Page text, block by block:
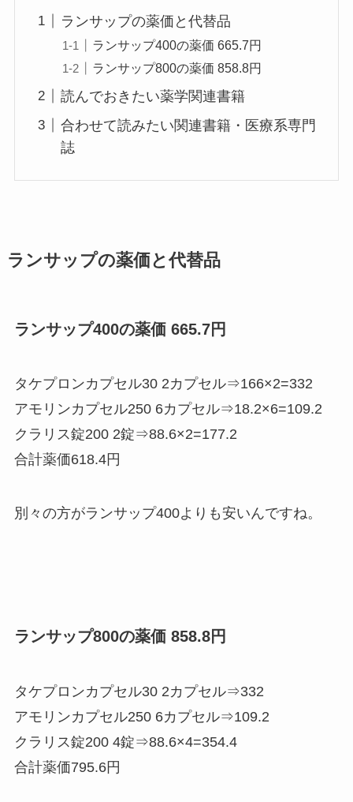
ランサップの薬価と代替品
ランサップ400の薬価 665.7円
ランサップ800の薬価 858.8円
読んでおきたい薬学関連書籍
合わせて読みたい関連書籍・医療系専門
誌
ランサップの薬価と代替品
ランサップ400の薬価 665.7円
タケプロンカプセル30 2カプセル⇒166×2=332
アモリンカプセル250 6カプセル⇒18.2×6=109.2
クラリス錠200 2錠⇒88.6×2=177.2
合計薬価618.4円
別々の方がランサップ400よりも安いんですね。
ランサップ800の薬価 858.8円
タケプロンカプセル30 2カプセル⇒332
アモリンカプセル250 6カプセル⇒109.2
クラリス錠200 4錠⇒88.6×4=354.4
合計薬価795.6円